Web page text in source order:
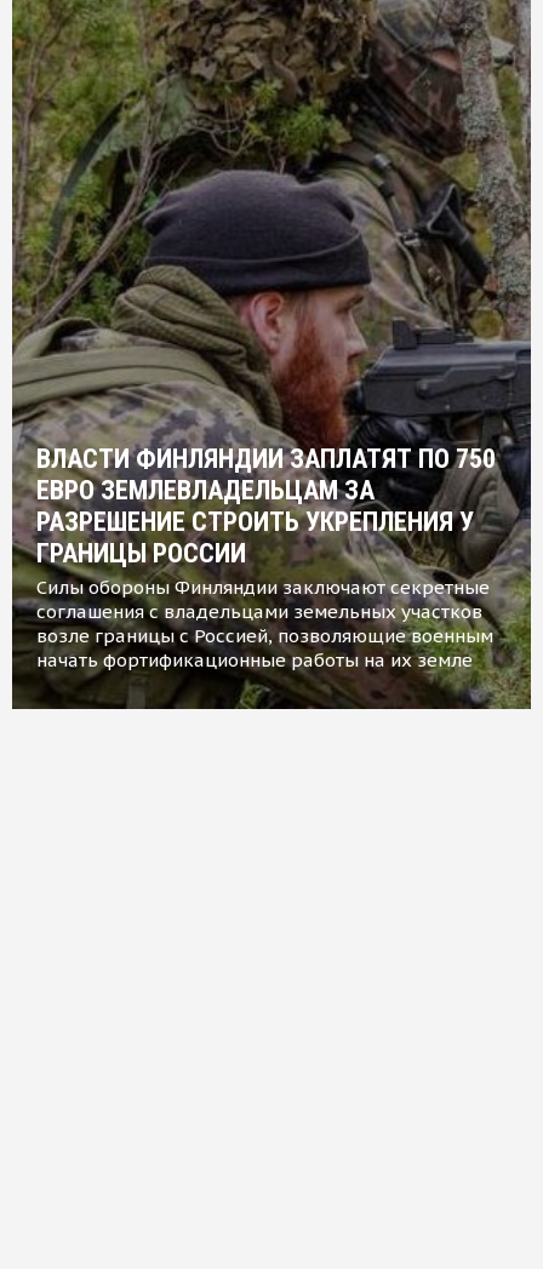
ВЛАСТИ ФИНЛЯНДИИ ЗАПЛАТЯТ ПО 750
ЕВРО ЗЕМЛЕВЛАДЕЛЬЦАМ ЗА
РАЗРЕШЕНИЕ СТРОИТЬ УКРЕПЛЕНИЯ У
ГРАНИЦЫ РОССИИ
Силы обороны Финляндии заключают секретные
соглашения с владельцами земельных участков
возле границы с Россией, позволяющие военным
начать фортификационные работы на их земле